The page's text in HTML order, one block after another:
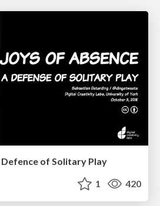
of Solitary Play
1 420